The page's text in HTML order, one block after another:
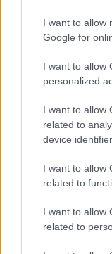
I want to allow
Google for
I want to allow
personalized
I want to allow
related to
device
I want to allow
related to
I want to allow
related to
ΗΠΑ
ΗΠΑ
πλοία, από 87
Περσικό
περάσουν από
κυβέρνηση
στρατιωτική